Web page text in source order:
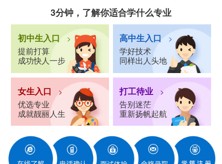
3分钟，了解你适合学什么专业
初中生入口 >
提前打算
成功快人一步
高中生入口 >
学好技术
同样出人头地
女生入口 >
优选专业
成就靓丽人生
打工待业 >
告别迷茫
重新扬帆起航